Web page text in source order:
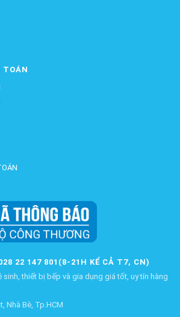
TOÁN
22 147 801(8-21H KỂ CẢ T7, CN)
sinh, thiết bị bếp và gia dụng giá tốt, uy tín hàng
Nhà Bè, Tp.HCM